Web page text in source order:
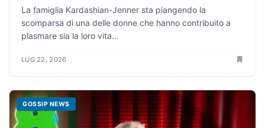
La famiglia Kardashian-Jenner sta piangendo la
scomparsa di una delle donne che hanno contribuito a
plasmare sia la loro vita...
LUG 22, 2026
GOSSIP NEWS